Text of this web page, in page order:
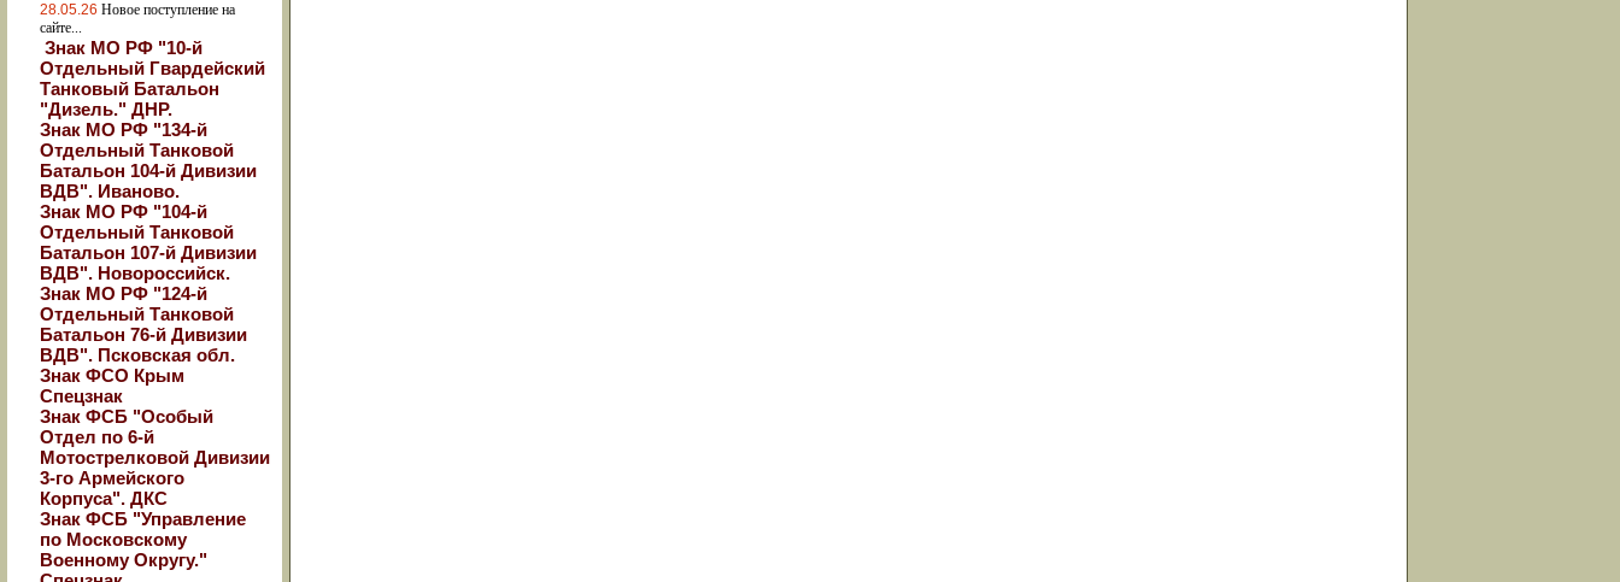
28.05.26 Новое поступление на
сайте...
Знак МО РФ "10-й
Отдельный Гвардейский
Танковый Батальон
"Дизель." ДНР.
Знак МО РФ "134-й
Отдельный Танковой
Батальон 104-й Дивизии
ВДВ". Иваново.
Знак МО РФ "104-й
Отдельный Танковой
Батальон 107-й Дивизии
ВДВ". Новороссийск.
Знак МО РФ "124-й
Отдельный Танковой
Батальон 76-й Дивизии
ВДВ". Псковская обл.
Знак ФСО Крым
Спецзнак
Знак ФСБ "Особый
Отдел по 6-й
Мотострелковой Дивизии
3-го Армейского
Корпуса". ДКС
Знак ФСБ "Управление
по Московскому
Военному Округу."